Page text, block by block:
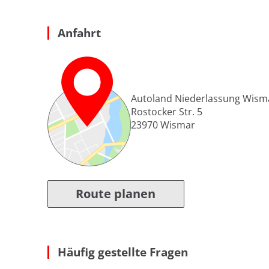
Anfahrt
Autoland Niederlassung
Rostocker Str. 5
23970Wismar
Route planen
Häufig gestellte Fragen